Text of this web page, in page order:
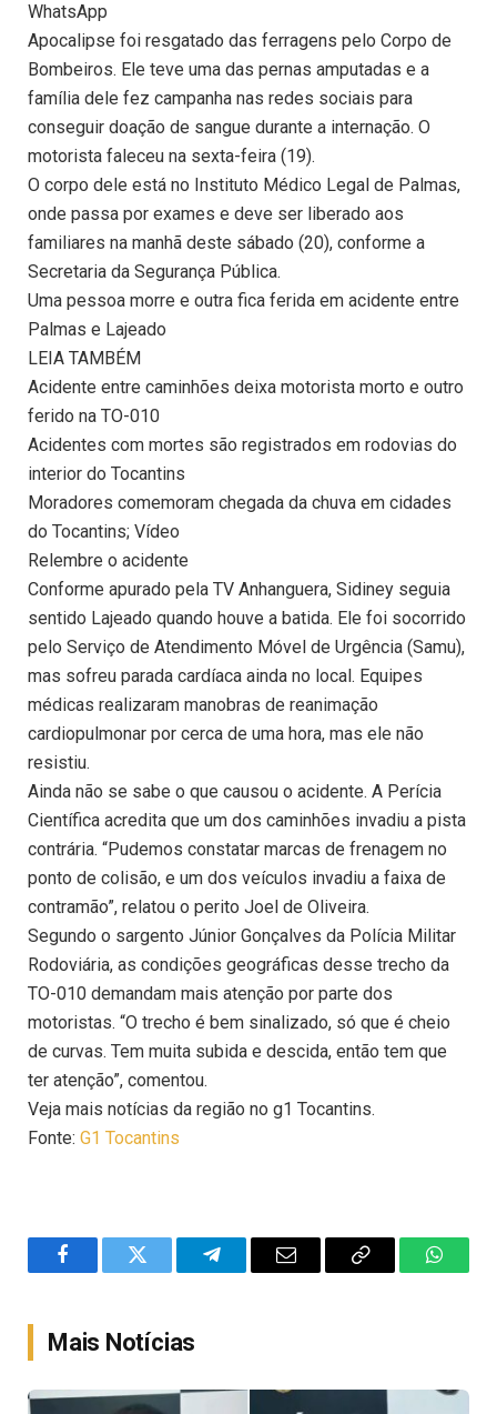
WhatsApp
Apocalipse foi resgatado das ferragens pelo Corpo de
Bombeiros. Ele teve uma das pernas amputadas e a
família dele fez campanha nas redes sociais para
conseguir doação de sangue durante a internação. O
motorista faleceu na sexta-feira (19).
O corpo dele está no Instituto Médico Legal de Palmas,
onde passa por exames e deve ser liberado aos
familiares na manhã deste sábado (20), conforme a
Secretaria da Segurança Pública.
Uma pessoa morre e outra fica ferida em acidente entre
Palmas e Lajeado
LEIA TAMBÉM
Acidente entre caminhões deixa motorista morto e outro
ferido na TO-010
Acidentes com mortes são registrados em rodovias do
interior do Tocantins
Moradores comemoram chegada da chuva em cidades
do Tocantins; Vídeo
Relembre o acidente
Conforme apurado pela TV Anhanguera, Sidiney seguia
sentido Lajeado quando houve a batida. Ele foi socorrido
pelo Serviço de Atendimento Móvel de Urgência (Samu),
mas sofreu parada cardíaca ainda no local. Equipes
médicas realizaram manobras de reanimação
cardiopulmonar por cerca de uma hora, mas ele não
resistiu.
Ainda não se sabe o que causou o acidente. A Perícia
Científica acredita que um dos caminhões invadiu a pista
contrária. “Pudemos constatar marcas de frenagem no
ponto de colisão, e um dos veículos invadiu a faixa de
contramão”, relatou o perito Joel de Oliveira.
Segundo o sargento Júnior Gonçalves da Polícia Militar
Rodoviária, as condições geográficas desse trecho da
TO-010 demandam mais atenção por parte dos
motoristas. “O trecho é bem sinalizado, só que é cheio
de curvas. Tem muita subida e descida, então tem que
ter atenção”, comentou.
Veja mais notícias da região no g1 Tocantins.
Fonte: G1 Tocantins
FacebookTwitter TelegramEmail
Copy
Mais Notícias